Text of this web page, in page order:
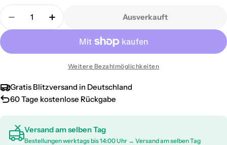
Menge
Menge für Spiegelkappen Spiegelabdeckung für
Menge für Spiegelkappen
Ausverkauft
Weitere Bezahlmöglichkeiten
Gratis Blitzversand in Deutschland
60 Tage kostenlose Rückgabe
Versand am selben Tag
Bestellungen werktags bis 14:00 Uhr → Versand am selben Tag